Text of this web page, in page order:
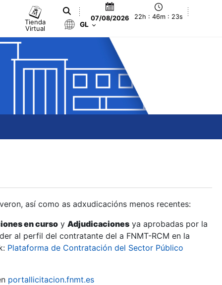
Tienda
Virtual
07/08/2026 22h : 46m : 23s
GL
así como as adxudicacións menos recentes:
en curso y Adjudicaciones ya aprobadas por la
al perfil del contratante del a FNMT-RCM en la
Plataforma de Contratación del Sector Público
portallicitacion.fnmt.es